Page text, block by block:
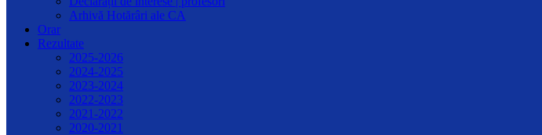
Arhivă Hotărâri ale CA
Orar
Rezultate
2025-2026
2024-2025
2023-2024
2022-2023
2021-2022
2020-2021